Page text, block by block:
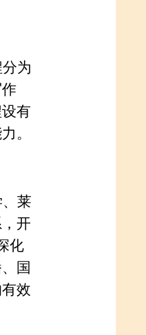
为
有
。
莱
开
化
国
效